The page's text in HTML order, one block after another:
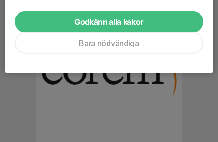
Godkänn alla kakor
Bara nödvändiga